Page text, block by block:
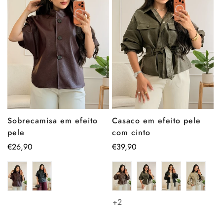
Sobrecamisa em efeito
pele
Preço
€26,90
Casaco em efeito pele
com cinto
Preço
€39,90
+2